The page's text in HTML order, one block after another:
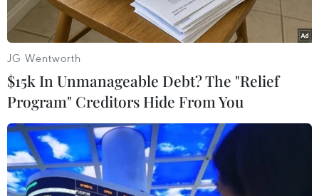
đang tiếp tục điều tra, xác minh mở rộng để xử
lý nghiêm theo quy định của pháp luật./.
Ngăn chặn kịp
thời đường dây lừa đảo
trực tuyến xuyên quốc gia
quy mô lớn
Công an tỉnh Phú Thọ phối hợp các đơn vị chức
năng phát hiện, ngăn chặn kịp thời một nhóm
JG Wentworth
$15k In Unmanageable Debt? The "Relief
Program" Creditors Hide From You